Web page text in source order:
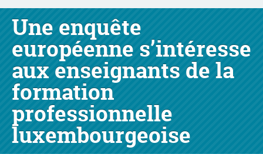
Une enquête
européenne s’intéresse
aux enseignants de la
formation
professionnelle
luxembourgeoise